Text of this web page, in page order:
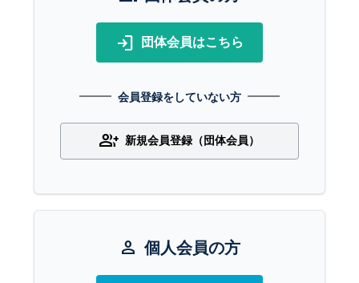
login 団体会員はこちら
会員登録をしていない方
group_add 新規会員登録（団体会員）
person 個人会員の方